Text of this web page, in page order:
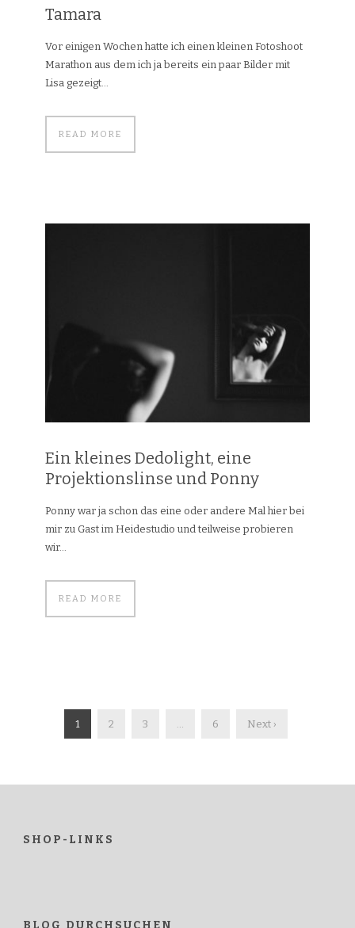
Tamara
Vor einigen Wochen hatte ich einen kleinen Fotoshoot
Marathon aus dem ich ja bereits ein paar Bilder mit
Lisa gezeigt...
READ MORE
Ein kleines Dedolight, eine
Projektionslinse und Ponny
Ponny war ja schon das eine oder andere Mal hier bei
mir zu Gast im Heidestudio und teilweise probieren
wir...
READ MORE
1 2 3 6 Next ›
SHOP-LINKS
BLOG DURCHSUCHEN